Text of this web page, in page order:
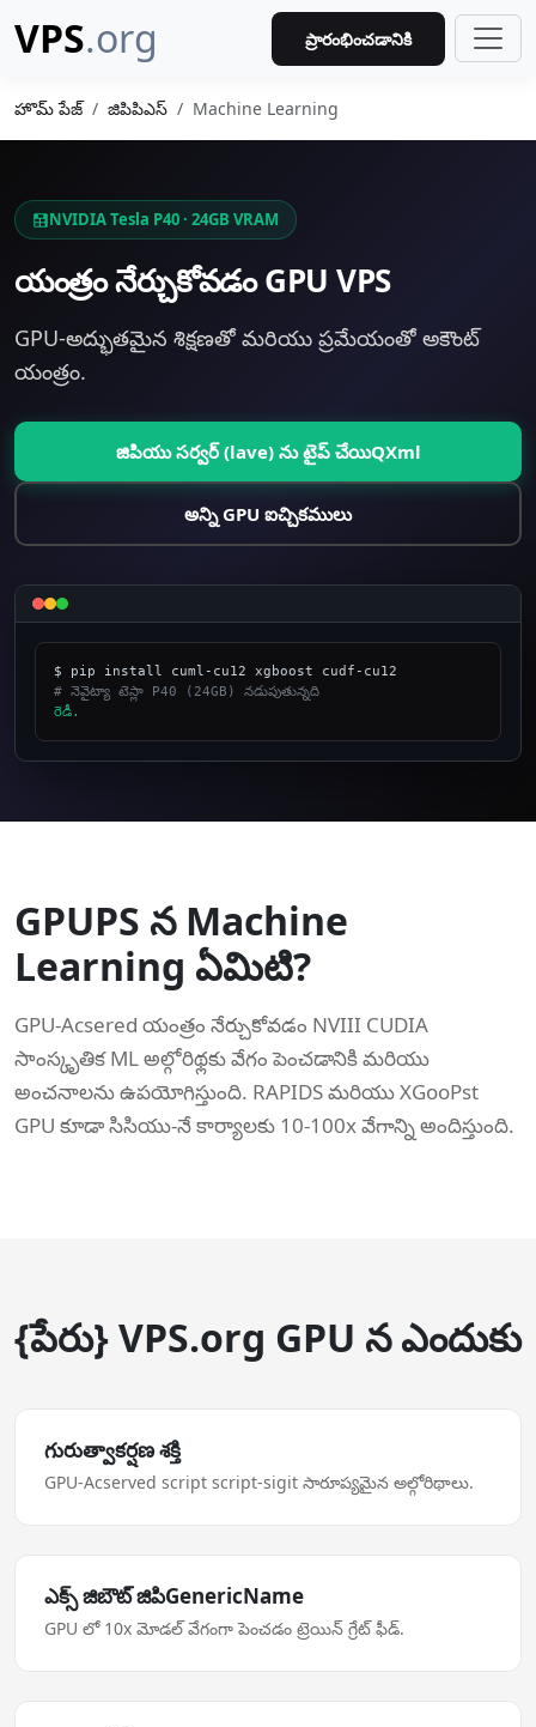
VPS.org ప్రారంభించడానికి
హొమ్ పేజ్ జిపిపిఎస్ Machine Learning
NVIDIA Tesla P40 · 24GB VRAM
యంత్రం నేర్చుకోవడం GPU VPS
GPU-అద్భుతమైన శిక్షణతో మరియు ప్రమేయంతో అకౌంట్
యంత్రం.
జిపియు సర్వర్ (lave) ను టైప్ చేయిQXml
అన్ని GPU ఐచ్చికములు
# నెవైట్యా టెస్లా P40 (24GB) నడుపుతున్నది
రెడీ.
GPUPS న Machine
Learning ఏమిటి?
GPU-Acsered యంత్రం నేర్చుకోవడం NVIII CUDIA
సాంస్కృతిక ML అల్గోరిథ్లకు వేగం పెంచడానికి మరియు
అంచనాలను ఉపయోగిస్తుంది. RAPIDS మరియు XGooPst
GPU కూడా సిసియు-నే కార్యాలకు 10-100x వేగాన్ని అందిస్తుంది.
{పేరు} VPS.org GPU న ఎందుకు
గురుత్వాకర్షణ శక్తి
GPU-Acserved script script-sigit సారూప్యమైన అల్గోరిథాలు.
ఎక్స్ జిబౌట్ జిపిGenericName
GPU లో 10x మోడల్ వేగంగా పెంచడం ట్రెయిన్ గ్రేట్ ఫీడ్.